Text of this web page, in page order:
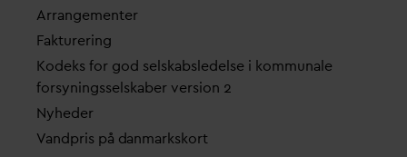
Arrangementer
Fakturering
Kodeks for god selskabsledelse i kommunale
forsyningsselskaber version 2
Nyheder
Vandpris på danmarkskort